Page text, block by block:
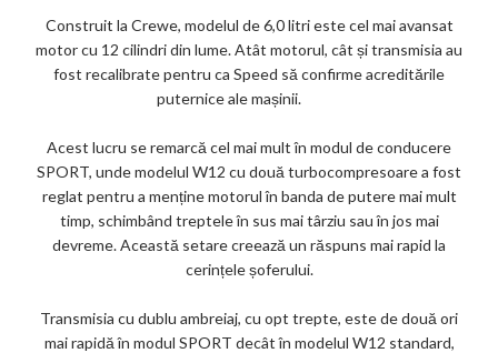
Construit la Crewe, modelul de 6,0 litri este cel mai avansat
motor cu 12 cilindri din lume. Atât motorul, cât și transmisia au
fost recalibrate pentru ca Speed ​​să confirme acreditările
puternice ale mașinii.
Acest lucru se remarcă cel mai mult în modul de conducere
SPORT, unde modelul W12 cu două turbocompresoare a fost
reglat pentru a menține motorul în banda de putere mai mult
timp, schimbând treptele în sus mai târziu sau în jos mai
devreme. Această setare creează un răspuns mai rapid la
cerințele șoferului.
Transmisia cu dublu ambreiaj, cu opt trepte, este de două ori
mai rapidă în modul SPORT decât în ​​modelul W12 standard,